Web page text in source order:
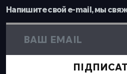
Напишите свой e-mail, мы